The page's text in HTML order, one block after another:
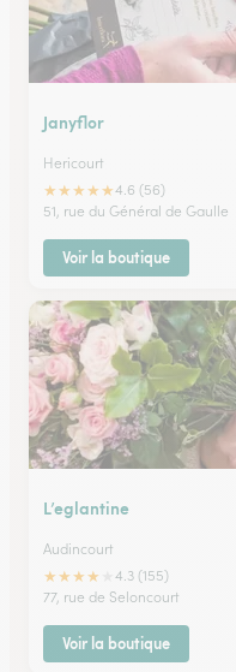
Janyflor
Hericourt
★★★★★4.6 (56)
51, rue du Général de Gaulle
Voir la boutique
L’eglantine
Audincourt
★★★★
4.3 (155)
77, rue de Seloncourt
Voir la boutique